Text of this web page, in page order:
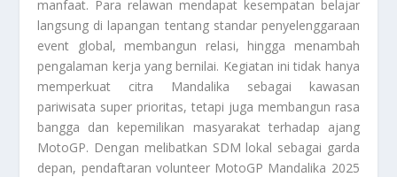
manfaat. Para relawan mendapat kesempatan belajar
langsung di lapangan tentang standar penyelenggaraan
event global, membangun relasi, hingga menambah
pengalaman kerja yang bernilai. Kegiatan ini tidak hanya
memperkuat citra Mandalika sebagai kawasan
pariwisata super prioritas, tetapi juga membangun rasa
bangga dan kepemilikan masyarakat terhadap ajang
MotoGP. Dengan melibatkan SDM lokal sebagai garda
depan, pendaftaran volunteer MotoGP Mandalika 2025